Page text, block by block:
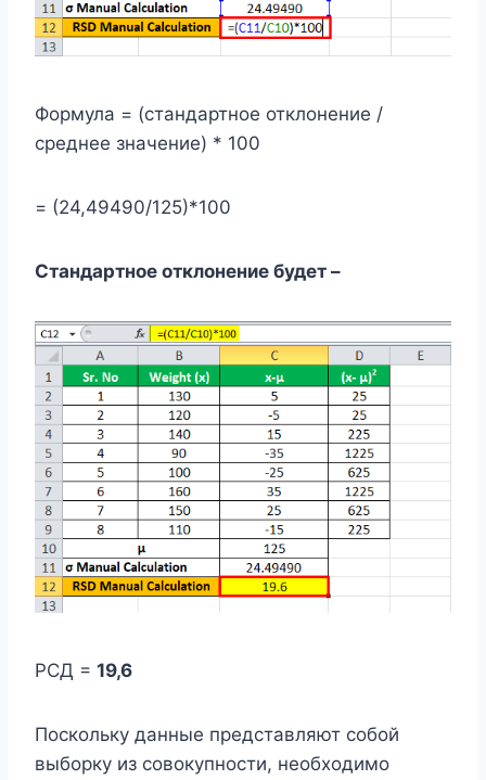
Формула = (стандартное отклонение /
среднее значение) * 100
= (24,49490/125)*100
Стандартное отклонение будет –
РСД = 19,6
Поскольку данные представляют собой
выборку из совокупности, необходимо